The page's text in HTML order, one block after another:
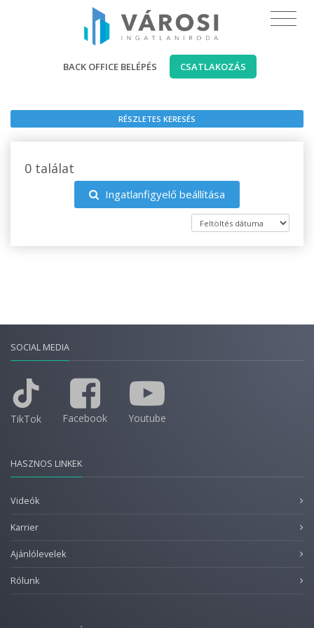
BACK OFFICE BELÉPÉS CSATLAKOZÁS
RÉSZLETES KERESÉS
0 találat
Ingatlanfigyelő beállítása
SOCIAL MEDIA
TikTok Facebook Youtube
HASZNOS LINKEK
Videók
Karrier
Ajánlólevelek
Rólunk